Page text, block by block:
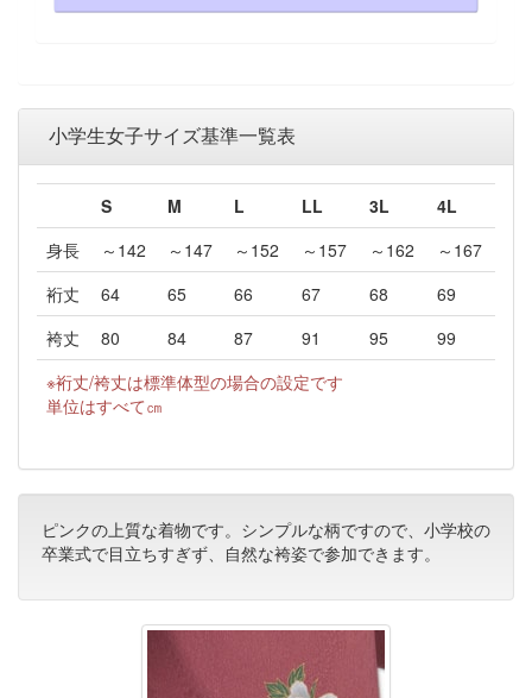
小学生女子サイズ基準一覧表
S M L LL 3L
4L
身長
～142 ～147 ～152 ～157 ～162
～167
裄丈
64 65 66 67 68
69
袴丈
80 84 87 91 95
99
※裄丈/袴丈は標準体型の場合の設定です
単位はすべて㎝
ピンクの上質な着物です。シンプルな柄ですので、小学校の
卒業式で目立ちすぎず、自然な袴姿で参加できます。